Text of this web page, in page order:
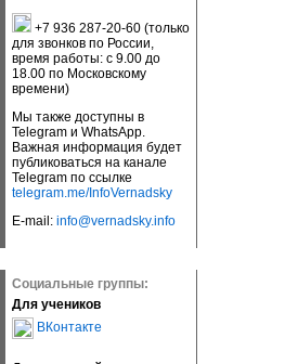
+7 936 287-20-60 (только
для звонков по России,
время работы: с 9.00 до
18.00 по Московскому
времени)
Мы также доступны в
Telegram и WhatsApp.
Важная информация будет
публиковаться на канале
Telegram по ссылке
telegram.me/InfoVernadsky
E-mail: info@vernadsky.info
Социальные группы:
Для учеников
ВКонтакте